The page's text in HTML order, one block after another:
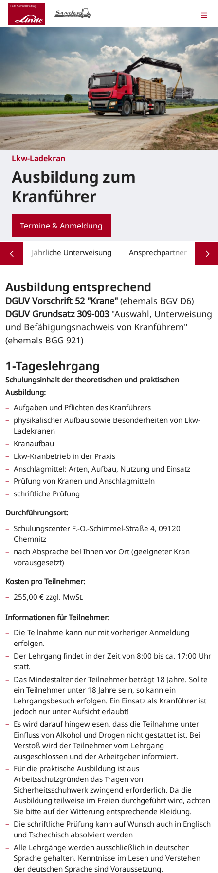
Lkw-Ladekran
Ausbildung zum
Kranführer
Termine & Anmeldung
Jährliche Unterweisung Ansprechpartner
Ausbildung entsprechend
DGUV Vorschrift 52 "Krane" (ehemals BGV D6)
DGUV Grundsatz 309-003 "Auswahl, Unterweisung
und Befähigungsnachweis von Kranführern"
(ehemals BGG 921)
1-Tageslehrgang
Schulungsinhalt der theoretischen und praktischen
Ausbildung:
Aufgaben und Pflichten des Kranführers
physikalischer Aufbau sowie Besonderheiten von Lkw-
Ladekranen
Kranaufbau
Lkw-Kranbetrieb in der Praxis
Anschlagmittel: Arten, Aufbau, Nutzung und Einsatz
Prüfung von Kranen und Anschlagmitteln
schriftliche Prüfung
Durchführungsort:
Schulungscenter F.-O.-Schimmel-Straße 4, 09120
Chemnitz
nach Absprache bei Ihnen vor Ort (geeigneter Kran
vorausgesetzt)
Kosten pro Teilnehmer:
255,00 € zzgl. MwSt.
Informationen für Teilnehmer:
Die Teilnahme kann nur mit vorheriger Anmeldung
erfolgen.
Der Lehrgang findet in der Zeit von 8:00 bis ca. 17:00 Uhr
statt.
Das Mindestalter der Teilnehmer beträgt 18 Jahre. Sollte
ein Teilnehmer unter 18 Jahre sein, so kann ein
Lehrgangsbesuch erfolgen. Ein Einsatz als Kranführer ist
jedoch nur unter Aufsicht erlaubt!
Es wird darauf hingewiesen, dass die Teilnahme unter
Einfluss von Alkohol und Drogen nicht gestattet ist. Bei
Verstoß wird der Teilnehmer vom Lehrgang
ausgeschlossen und der Arbeitgeber informiert.
Für die praktische Ausbildung ist aus
Arbeitsschutzgründen das Tragen von
Sicherheitsschuhwerk zwingend erforderlich. Da die
Ausbildung teilweise im Freien durchgeführt wird, achten
Sie bitte auf der Witterung entsprechende Kleidung.
Die schriftliche Prüfung kann auf Wunsch auch in Englisch
und Tschechisch absolviert werden
Alle Lehrgänge werden ausschließlich in deutscher
Sprache gehalten. Kenntnisse im Lesen und Verstehen
der deutschen Sprache sind Voraussetzung.